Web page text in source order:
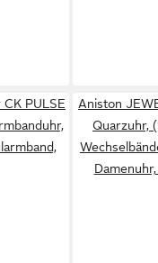
PULSE
Aniston
Quarzuhr,